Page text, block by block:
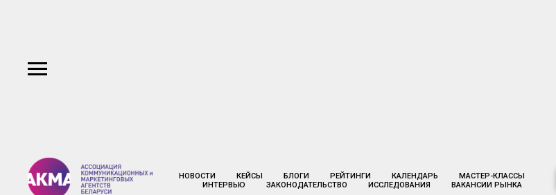
НОВОСТИ КЕЙСЫ БЛОГИ РЕЙТИНГИ КАЛЕНДАРЬ
МАСТЕР-КЛАССЫ
ИНТЕРВЬЮ
ЗАКОНОДАТЕЛЬСТВО ИССЛЕДОВАНИЯ ВАКАНСИИ РЫНКА